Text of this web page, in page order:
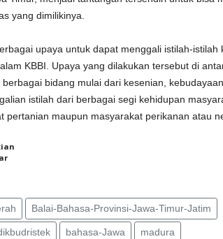
yang dimilikinya.
upaya untuk dapat menggali istilah-istilah
KBBI. Upaya yang dilakukan tersebut di
bidang mulai dari kesenian,
istilah dari berbagai segi kehidupan
pertanian maupun masyarakat perikanan atau
Balai-Bahasa-Provinsi-Jawa-Timur-Jatim
bahasa-Jawa madura